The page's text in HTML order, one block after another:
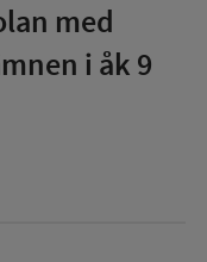
med
i åk 9